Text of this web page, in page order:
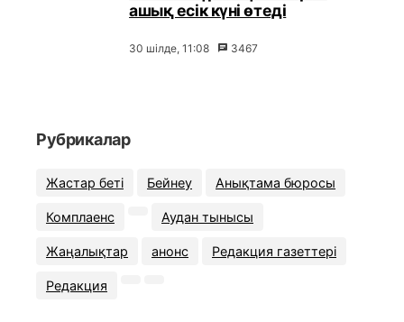
ашық есік күні өтеді
30 шілде, 11:08 3467
Рубрикалар
Жастар беті Бейнеу Анықтама бюросы
Комплаенс Аудан тынысы
Жаңалықтар анонс Редакция газеттері
Редакция